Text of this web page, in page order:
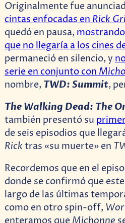
Originalmente fue
cintas enfocadas enRick
quedó en pausa,
que no llegaría a los cines
permaneció en silencio, y
serie en conjunto con
nombre, TWD: Summit,
The Walking Dead: The
también presentó su
de seis episodios que
Rick tras «su muerte» en
Recordemos que en el
donde se confirmó que
largo de las últimas
como en otro spin-off,